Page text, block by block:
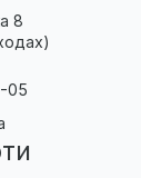
8
05